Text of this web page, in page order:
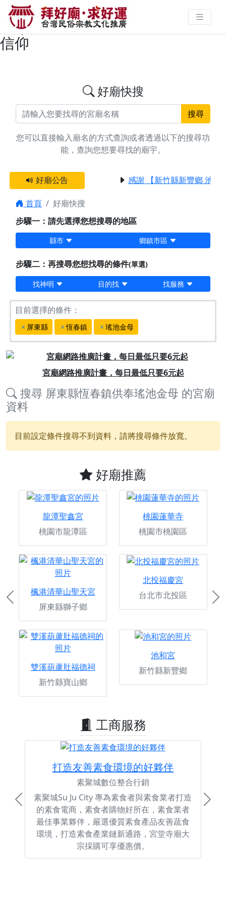
搜尋屏東縣恆春鎮瑤池金母廟宇資
料 | 拜好廟求好運 找到與您有緣的
信仰
好廟快搜
搜尋
您可以直接輸入廟名的方式查詢或者透過以下的搜尋功
能，查詢您想要尋找的廟宇。
好廟公告 感謝 【新竹縣新豐鄉 池和
首頁
好廟快搜
步驟一：請先選擇您想搜尋的地區
縣市 鄉鎮市區
步驟二：再搜尋您想找尋的條件(單選)
找神明 目的找 找服務
目前選擇的條件：
屏東縣 恆春鎮 瑤池金母
宮廟網路推廣計畫，每日最低只要6元起
Previous
搜尋 屏東縣恆春鎮供奉瑤池金母 的宮廟
資料
目前設定條件搜尋不到資料，請將搜尋條件放寬。
好廟推薦
龍潭聖鑫宮
桃園市龍潭區
桃園蓮華寺
桃園市桃園區
楓港清華山聖天宮
屏東縣獅子鄉
北投福慶宮
台北市北投區
雙溪葫蘆肚福德祠
新竹縣寶山鄉
池和宮
新竹縣新豐鄉
Previous
工商服務
打造友善素食環境的好夥伴
素聚城數位整合行銷
素聚城Su Ju City 專為素食者與素食業者打造
的素食電商，素食者購物好所在，素食業者
最佳事業夥伴，嚴選優質素食產品友善蔬食
環境，打造素食產業鏈新通路，宮堂寺廟大
宗採購可享優惠價。
Previous Next